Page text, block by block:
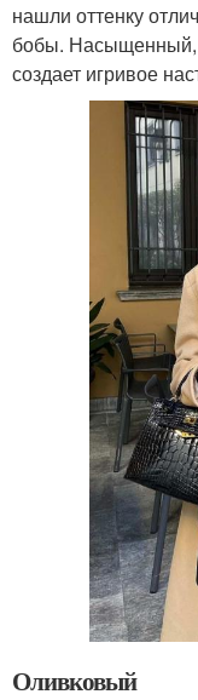
нашли оттенку
бобы. Насыщенный,
создает игривое
Оливковый